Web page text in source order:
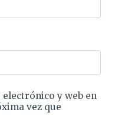
y web en
vez que